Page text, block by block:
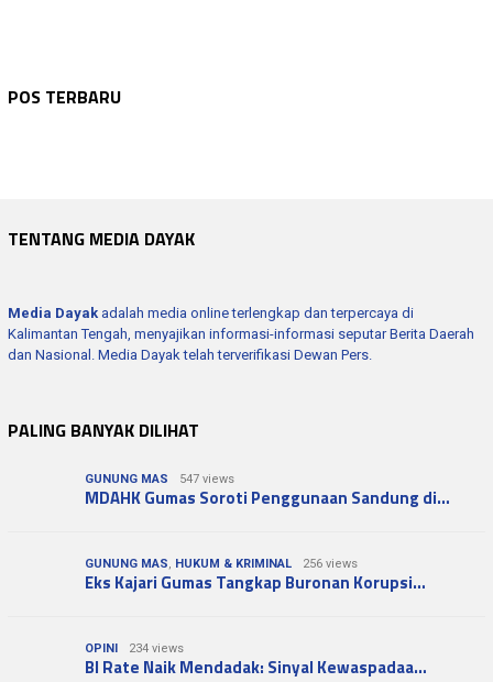
POS TERBARU
Bupati Kobar Apresiasi Manasik Umrah PT …
Wagub Kalteng Dorong Peningkatan Kualita…
DPRD KAB. BARITO UTARA
Waket II DPRD Apresiasi Turnamen Futsal …
DPRD KAB. BARITO UTARA
DPRD KAB. BARITO UTARA
TENTANG MEDIA DAYAK
Media Dayak adalah media online terlengkap dan terpercaya di
Kalimantan Tengah, menyajikan informasi-informasi seputar Berita Daerah
dan Nasional. Media Dayak telah terverifikasi Dewan Pers.
PALING BANYAK DILIHAT
GUNUNG MAS 547 views
MDAHK Gumas Soroti Penggunaan Sandung di…
GUNUNG MAS, HUKUM & KRIMINAL 256 views
Eks Kajari Gumas Tangkap Buronan Korupsi…
OPINI 234 views
BI Rate Naik Mendadak: Sinyal Kewaspadaa…